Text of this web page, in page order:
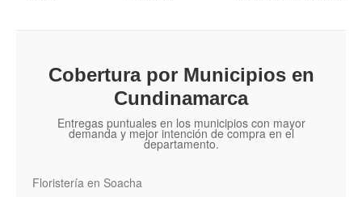
Cobertura por Municipios en
Cundinamarca
Entregas puntuales en los municipios con mayor
demanda y mejor intención de compra en el
departamento.
Floristería en Soacha